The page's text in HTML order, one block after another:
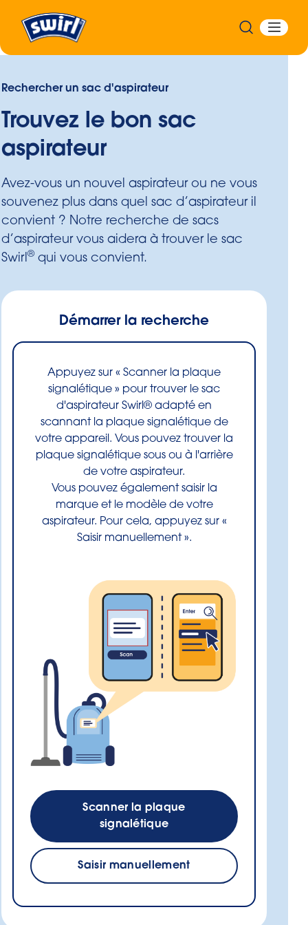
Rechercher un sac d'aspirateur
Trouvez le bon sac
aspirateur
Avez-vous un nouvel aspirateur ou ne vous
souvenez plus dans quel sac d’aspirateur il
convient ? Notre recherche de sacs
d’aspirateur vous aidera à trouver le sac
Swirl® qui vous convient.
Démarrer la recherche
Appuyez sur « Scanner la plaque
signalétique » pour trouver le sac
d'aspirateur Swirl® adapté en
scannant la plaque signalétique de
votre appareil. Vous pouvez trouver la
plaque signalétique sous ou à l'arrière
de votre aspirateur.
Vous pouvez également saisir la
marque et le modèle de votre
aspirateur. Pour cela, appuyez sur «
Saisir manuellement ».
Scanner la plaque
signalétique
Saisir manuellement